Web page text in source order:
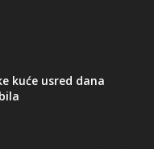
kuće usred dana